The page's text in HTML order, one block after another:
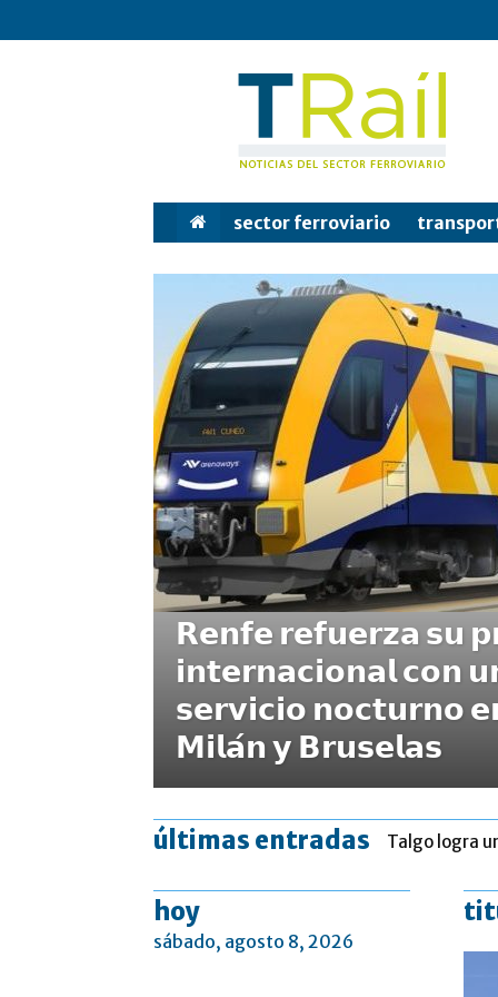
Tren
sector ferroviario
𝗥𝗲𝗻𝗳𝗲 𝗿𝗲𝗳𝘂𝗲𝗿𝘇𝗮 𝘀𝘂
𝗶𝗻𝘁𝗲𝗿𝗻𝗮𝗰𝗶𝗼𝗻𝗮𝗹 𝗰𝗼𝗻
𝘀𝗲𝗿𝘃𝗶𝗰𝗶𝗼 𝗻𝗼𝗰𝘁𝘂𝗿𝗻𝗼
𝗠𝗶𝗹𝗮́𝗻 𝘆 𝗕𝗿𝘂𝘀𝗲𝗹𝗮𝘀
últimas entradas Talgo logra
hoy
sábado, agosto 8, 2026